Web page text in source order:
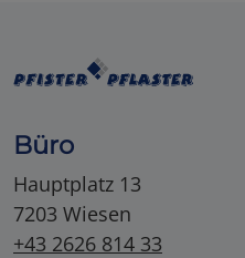
Büro
Hauptplatz 13
7203 Wiesen
+43 2626 814 33